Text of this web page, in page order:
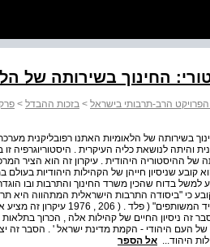
הרב-תרבותי בישראל > בזכות ההבדל >
בשירותה של הלאומיות האתנו רפובליקנית
והיתה לנושאת כליה העיקרית . היסטוריוגרפיה
של ההיסטוריה היהודית . עיקרון זה הוא הציר
קובע שניסיון חייהן של הקהילות היהודיות בעולם
למשל בדוח שהכין משרד החינוך והתרבות ובו
20 הדוח קובע כי "ביסודה התרבות הישראלית המתהווה
המשותף ומיעדי העתיד
זה ניסיון החיים של קהילות אלה , הכרוך
של העם היהודי - הקמת מדינת ישראל ' . הסבר זה
היהוד... אל הספר